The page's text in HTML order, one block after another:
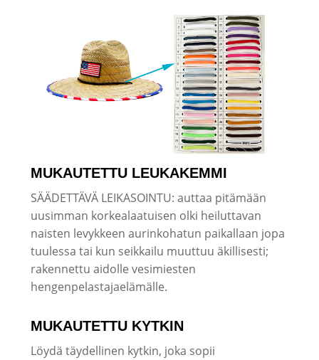
MUKAUTETTU LEUKAKEMMI
SÄÄDETTÄVÄ LEIKASOINTU: auttaa pitämään
uusimman korkealaatuisen olki heiluttavan
naisten levykkeen aurinkohatun paikallaan jopa
tuulessa tai kun seikkailu muuttuu äkillisesti;
rakennettu aidolle vesimiesten
hengenpelastajaelämälle.
MUKAUTETTU KYTKIN
Löydä täydellinen kytkin, joka sopii